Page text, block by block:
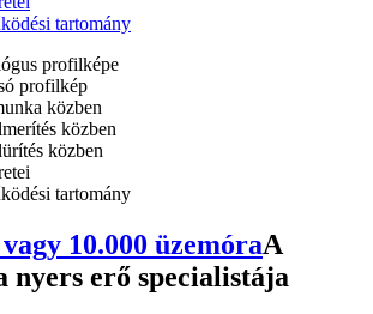
A
nyers erő specialistája